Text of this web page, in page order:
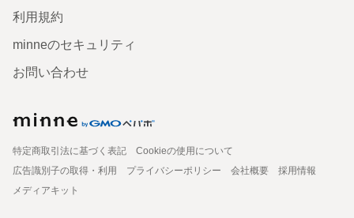
利用規約
minneのセキュリティ
お問い合わせ
特定商取引法に基づく表記
Cookieの使用について
広告識別子の取得・利用
プライバシーポリシー 会社概要
採用情報
メディアキット